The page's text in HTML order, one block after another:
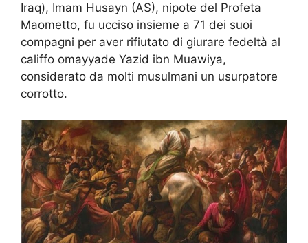
Iraq), Imam Husayn (AS), nipote del Profeta
Maometto, fu ucciso insieme a 71 dei suoi
compagni per aver rifiutato di giurare fedeltà al
califfo omayyade Yazid ibn Muawiya,
considerato da molti musulmani un usurpatore
corrotto.